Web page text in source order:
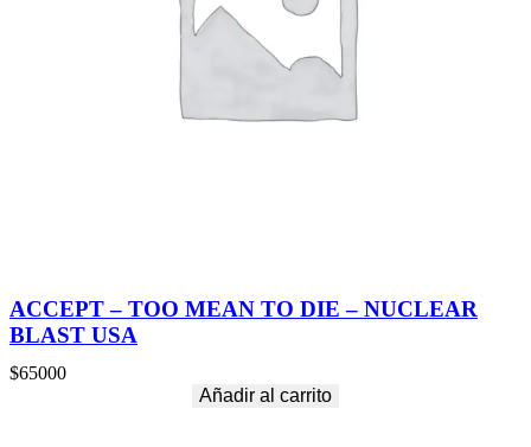
ACCEPT – TOO MEAN TO DIE – NUCLEAR
BLAST USA
$65000
Añadir al carrito